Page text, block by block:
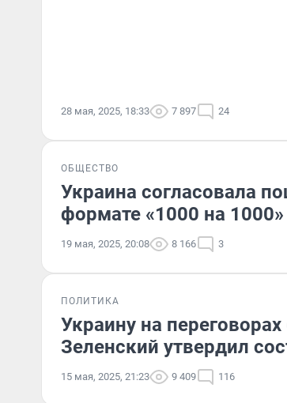
28 мая, 2025, 18:33 7 897 24
ОБЩЕСТВО
Украина согласовала
формате «1000 на 1000»
19 мая, 2025, 20:08 8 166 3
ПОЛИТИКА
Украину на
Зеленский утвердил
15 мая, 2025, 21:23 9 409 116